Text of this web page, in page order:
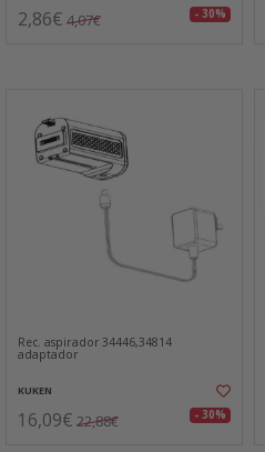
2,86€ 4,07€ - 30%
Rec. aspirador 34446,34814
adaptador
KUKEN
16,09€ 22,88€ - 30%